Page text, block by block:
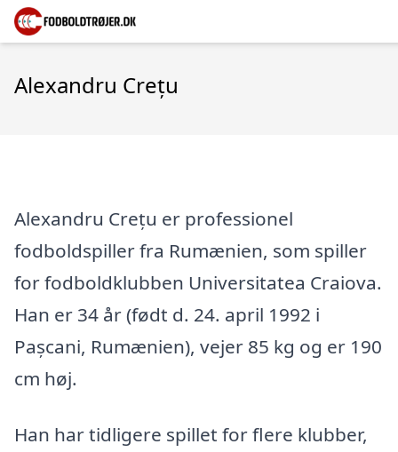
Alexandru Crețu
Alexandru Crețu er professionel
fodboldspiller fra Rumænien, som spiller
for fodboldklubben Universitatea Craiova.
Han er 34 år (født d. 24. april 1992 i
Pașcani, Rumænien), vejer 85 kg og er 190
cm høj.
Han har tidligere spillet for flere klubber,